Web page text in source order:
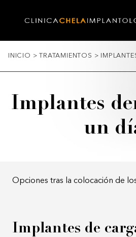
INICIO >TRATAMIENTOS >
Implantes
un
Opciones tras la colocación de
Implantes de